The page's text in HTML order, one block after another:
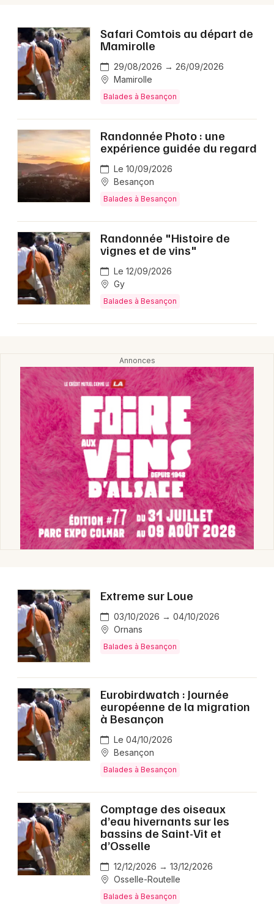
Balades en Franche-Comté
Balades en Bourgogne-Franche-Comté
Newsletter des sorties
Artistes en tournée
Actus à Besançon
Magazine à Besançon
25 - Doubs
Choisir mes départements
Mon email
Je m'abonne
Safari Comtois au départ de
Mamirolle
29/08/2026 → 26/09/2026
Mamirolle
Balades à Besançon
Randonnée Photo : une
expérience guidée du regard
Le 10/09/2026
Besançon
Balades à Besançon
Randonnée "Histoire de
vignes et de vins"
Le 12/09/2026
Gy
Balades à Besançon
Extreme sur Loue
03/10/2026 → 04/10/2026
Ornans
Balades à Besançon
Eurobirdwatch : Journée
européenne de la migration
à Besançon
Le 04/10/2026
Besançon
Balades à Besançon
Comptage des oiseaux
d’eau hivernants sur les
bassins de Saint-Vit et
d’Osselle
12/12/2026 → 13/12/2026
Osselle-Routelle
Balades à Besançon